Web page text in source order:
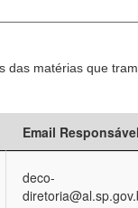
das matérias que
Email
deco-